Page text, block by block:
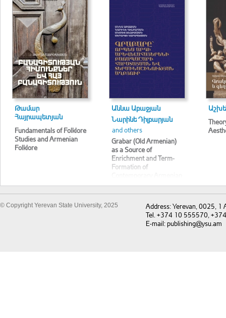
Թամար
Հայրապետյան
Fundamentals of Folklore
Studies and Armenian
Folklore
Աննա Աբաջյան
Նարինե Դիլբարյան
and others
Grabar (Old Armenian)
as a Source of
Enrichment and Term-
Formation of
Vocabulary
© Copyright Yerevan State University, 2025
Address: Yerevan, 0025, 1
Tel. +374 10 555570,
E-mail: publishing@ysu.am